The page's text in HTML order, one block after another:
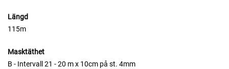
Längd
115m
Masktäthet
B - Intervall 21 - 20 m x 10cm på st. 4mm